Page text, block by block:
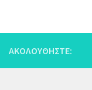
ΑΚΟΛΟΥΘΉΣΤΕ: